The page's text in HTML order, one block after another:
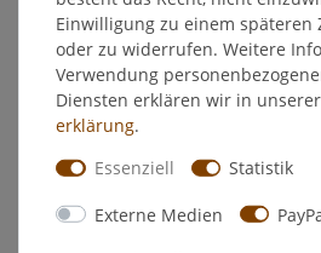
Hersteller
Feidal Samtcolor
seidematt
aromatenfrei - geruchsarm
Einwilligung zu einem späteren
oder zu widerrufen. Weitere
Verwendung
Diensten erklären wir in unserer
erklärung.
Essenziell
Statistik
Externe Medien